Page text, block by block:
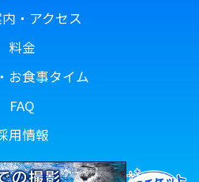
・アクセス
料金
お食事タイム
FAQ
用情報